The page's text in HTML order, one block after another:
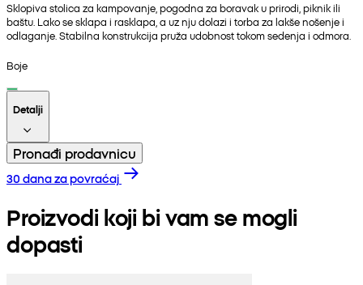
Sklopiva stolica za kampovanje, pogodna za boravak u prirodi, piknik ili
baštu. Lako se sklapa i rasklapa, a uz nju dolazi i torba za lakše nošenje i
odlaganje. Stabilna konstrukcija pruža udobnost tokom sedenja i odmora.
Boje
Detalji
Pronađi prodavnicu
30 dana za povraćaj
Proizvodi koji bi vam se mogli
dopasti